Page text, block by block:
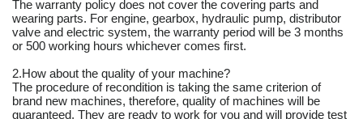
The warranty policy does not cover the covering parts and
wearing parts. For engine, gearbox, hydraulic pump, distributor
valve and electric system, the warranty period will be 3 months
or 500 working hours whichever comes first.
2.How about the quality of your machine?
The procedure of recondition is taking the same criterion of
brand new machines, therefore, quality of machines will be
guaranteed. They are ready to work for you and will provide test